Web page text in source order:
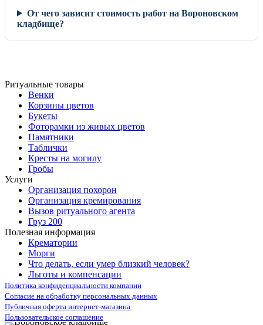
От чего зависит стоимость работ на Вороновском
кладбище?
Ритуальные товары
Венки
Корзины цветов
Букеты
Фоторамки из живых цветов
Памятники
Таблички
Кресты на могилу
Гробы
Услуги
Организация похорон
Организация кремирования
Вызов ритуального агента
Груз 200
Полезная информация
Крематории
Морги
Что делать, если умер близкий человек?
Льготы и компенсации
Политика конфиденциальности компании
Согласие на обработку персональных данных
Публичная оферта интернет-магазина
Пользовательское соглашение